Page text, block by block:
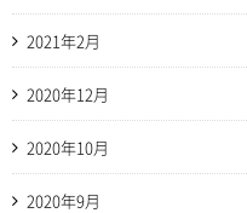
2021年2月
2020年12月
2020年10月
2020年9月